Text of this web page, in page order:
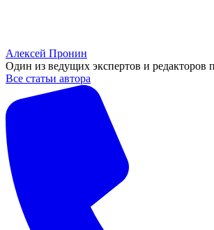
Алексей Пронин
Один из ведущих экспертов и редакторов
Все статьи автора